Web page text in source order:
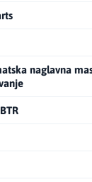
naglavna